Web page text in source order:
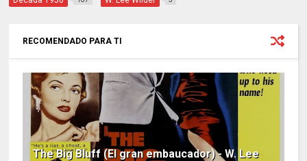
RECOMENDADO PARA TI
The Big Bluff (El gran embaucador) - W. Lee